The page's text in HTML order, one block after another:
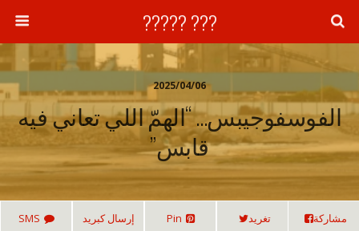
??? ?????
2025/04/06
الفوسفوجيبس… “الهمّ اللي تعاني فيه
قابس”
مشاركة تغريد Pin
إرسال كبريد
SMS